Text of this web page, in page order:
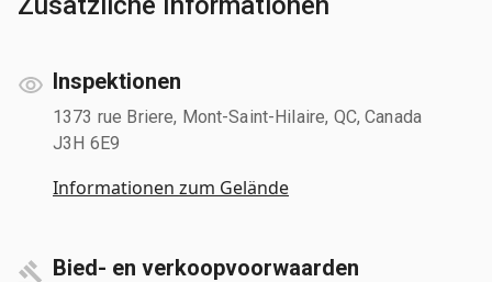
Inspektionen
1373 rue Briere, Mont-Saint-Hilaire, QC, Canada
J3H 6E9
Informationen zum Gelände
Bied- en verkoopvoorwaarden